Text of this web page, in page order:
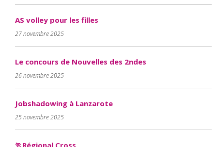
AS volley pour les filles
27 novembre 2025
Le concours de Nouvelles des 2ndes
26 novembre 2025
Jobshadowing à Lanzarote
25 novembre 2025